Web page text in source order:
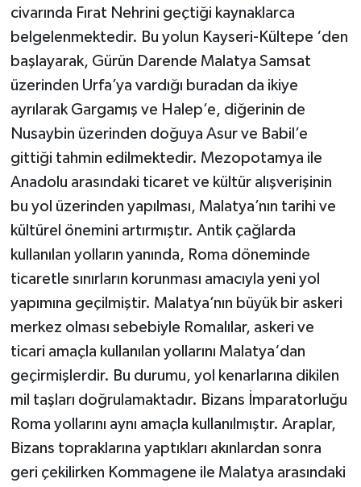
civarında Fırat Nehrini geçtiği kaynaklarca
belgelenmektedir. Bu yolun Kayseri-Kültepe ‘den
başlayarak, Gürün Darende Malatya Samsat
üzerinden Urfa’ya vardığı buradan da ikiye
ayrılarak Gargamış ve Halep’e, diğerinin de
Nusaybin üzerinden doğuya Asur ve Babil’e
gittiği tahmin edilmektedir. Mezopotamya ile
Anadolu arasındaki ticaret ve kültür alışverişinin
bu yol üzerinden yapılması, Malatya’nın tarihi ve
kültürel önemini artırmıştır. Antik çağlarda
kullanılan yolların yanında, Roma döneminde
ticaretle sınırların korunması amacıyla yeni yol
yapımına geçilmiştir. Malatya’nın büyük bir askeri
merkez olması sebebiyle Romalılar, askeri ve
ticari amaçla kullanılan yollarını Malatya‘dan
geçirmişlerdir. Bu durumu, yol kenarlarına dikilen
mil taşları doğrulamaktadır. Bizans İmparatorluğu
Roma yollarını aynı amaçla kullanılmıştır. Araplar,
Bizans topraklarına yaptıkları akınlardan sonra
geri çekilirken Kommagene ile Malatya arasındaki